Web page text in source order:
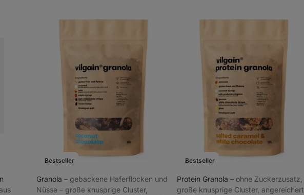
Bestseller
Granola ⁠–⁠ gebackene Haferflocken und
Nüsse – große knusprige Cluster,
Bestseller
Protein Granola ⁠–⁠ ohne Zuckerzusatz,
große knusprige Cluster, angereichert